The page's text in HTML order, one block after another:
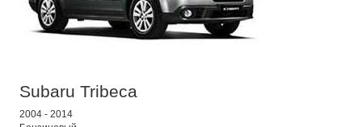
Subaru Tribeca
2004 - 2014